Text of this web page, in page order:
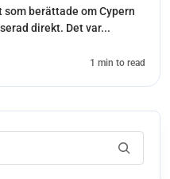
berättade om Cypern
direkt. Det var...
1 min to read